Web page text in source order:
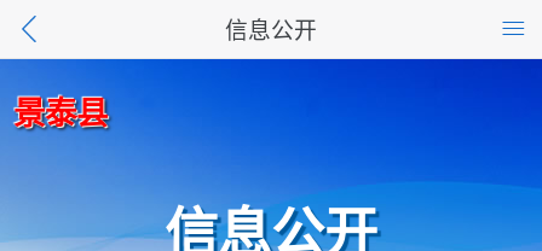
信息公开
景泰县
信息公开